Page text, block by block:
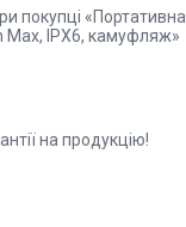
покупці
Max, IPX6, камуфляж»
на продукцію!